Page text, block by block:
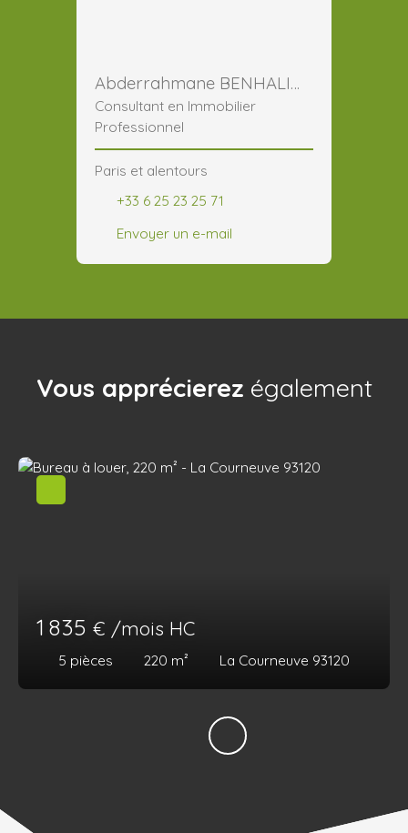
Abderrahmane BENHALIMA
Consultant en Immobilier
Professionnel
Paris et alentours
+33 6 25 23 25 71
Envoyer un e-mail
Vous apprécierez également
1 835 € /mois HC
5 pièces 220 m² La Courneuve 93120